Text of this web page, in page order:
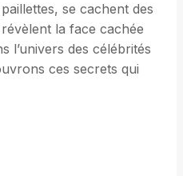
se cachent des
la face cachée
l’univers des célébrités
ces secrets qui